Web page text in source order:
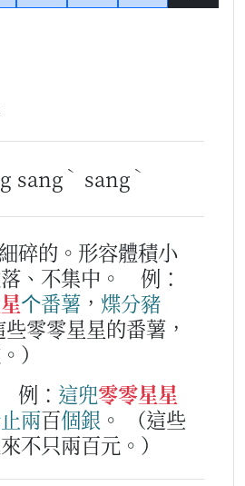
sang ˋ sang ˋ
碎的。形容體積小
、不集中。
例：
个番薯 ， 煠分豬
些零零星星的番薯，
）
例： 這兜零零星星
兩百個銀 。
（這些
不只兩百元。）